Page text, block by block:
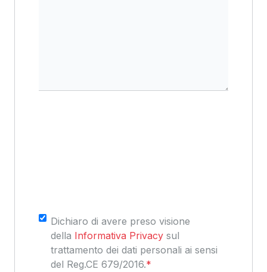
Consenso*
Dichiaro di avere preso visione
della Informativa Privacy sul
trattamento dei dati personali ai sensi
del Reg.CE 679/2016.*